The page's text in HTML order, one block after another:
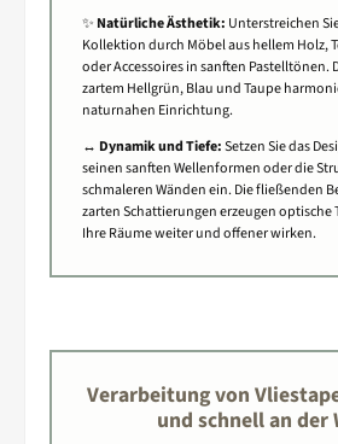
✨ Natürliche Ästhetik: Unterstreichen
Kollektion durch Möbel aus hellem Holz,
oder Accessoires in sanften Pastelltönen.
zartem Hellgrün, Blau und Taupe
naturnahen Einrichtung.
↔️ Dynamik und Tiefe:Setzen Sie das
seinen sanften Wellenformen oder die
schmaleren Wänden ein. Die fließenden
zarten Schattierungen erzeugen optische
Ihre Räume weiter und offener wirken.
Verarbeitung von
und schnell an der